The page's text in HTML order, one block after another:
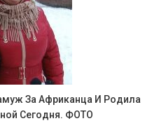
За Африканца И Родила
Сегодня. ФОТО